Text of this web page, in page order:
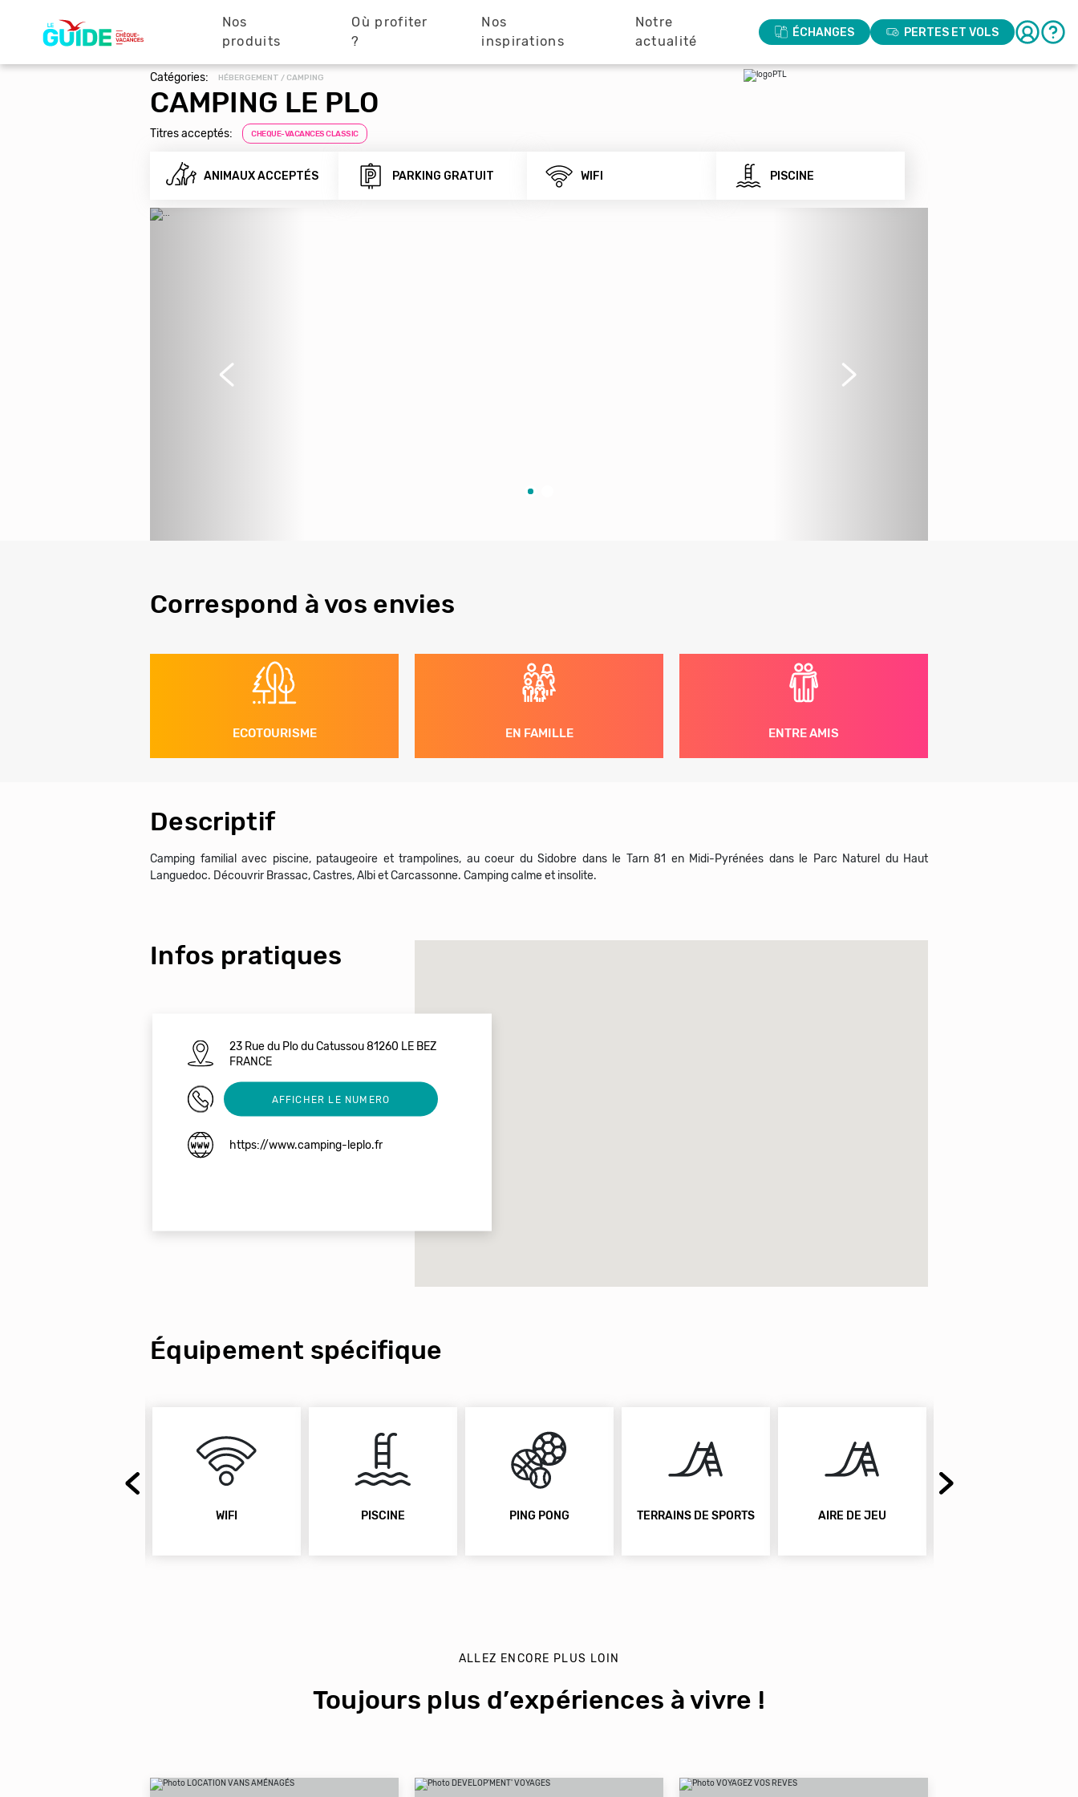
principale
Nos
produits
Où profiter
?
Nos
inspirations
Notre
actualité
ÉCHANGES PERTES ET VOLS
Catégories: HÉBERGEMENT / CAMPING
CAMPING LE PLO
Titres acceptés: CHEQUE-VACANCES CLASSIC
ANIMAUX ACCEPTÉS PARKING GRATUIT WIFI PISCINE
Précédent Suivant
Correspond à vos envies
ECOTOURISME EN FAMILLE ENTRE AMIS
Descriptif
Camping familial avec piscine, pataugeoire et trampolines, au coeur du Sidobre dans le Tarn 81 en Midi-Pyrénées dans le Parc Naturel du Haut
Languedoc. Découvrir Brassac, Castres, Albi et Carcassonne. Camping calme et insolite.
Infos pratiques
23 Rue du Plo du Catussou 81260 LE BEZ
FRANCE
05 63 74 00 82AFFICHER LE NUMERO
https://www.camping-leplo.fr
Équipement spécifique
PISCINE PING PONG TERRAINS DE SPORTS AIRE DE JEU ANIMAUX ACCEPTÉS
ALLEZ ENCORE PLUS LOIN
Toujours plus d’expériences à vivre !